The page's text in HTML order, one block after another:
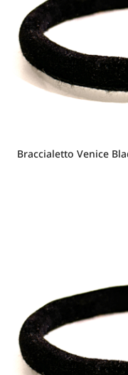
Braccialetto Venice